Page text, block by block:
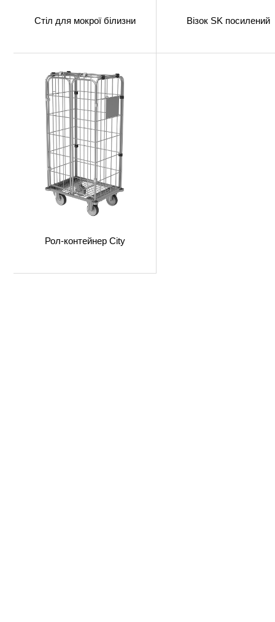
Стіл для мокрої білизни Візок SK посилений
Рол-контейнер City